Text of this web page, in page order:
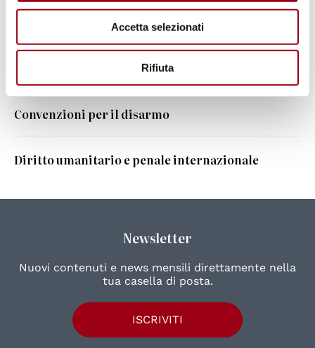
Accetta selezionati
Rifiuta
Consiglio d'Europa
Leggi anche
Convenzioni per il disarmo
Diritto umanitario e penale internazionale
Newsletter
Nuovi contenuti e news mensili direttamente nella
tua casella di posta.
ISCRIVITI